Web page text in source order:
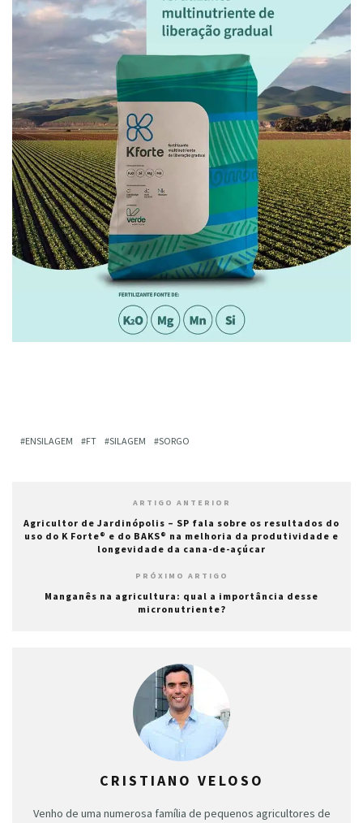
ENSILAGEM FT SILAGEM SORGO
ARTIGO ANTERIOR
Agricultor de Jardinópolis – SP fala sobre os resultados do
uso do K Forte® e do BAKS® na melhoria da produtividade e
longevidade da cana-de-açúcar
PRÓXIMO ARTIGO
Manganês na agricultura: qual a importância desse
micronutriente?
CRISTIANO VELOSO
Venho de uma numerosa família de pequenos agricultores de